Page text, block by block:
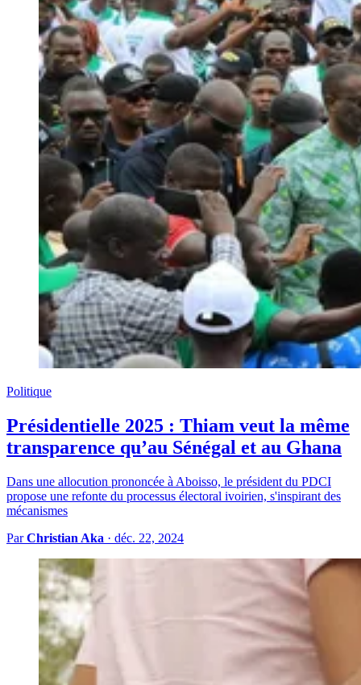
Politique
Présidentielle 2025 : Thiam veut la même
transparence qu’au Sénégal et au Ghana
Dans une allocution prononcée à Aboisso, le président du PDCI
propose une refonte du processus électoral ivoirien, s'inspirant des
mécanismes
ParChristian Aka · déc. 22, 2024